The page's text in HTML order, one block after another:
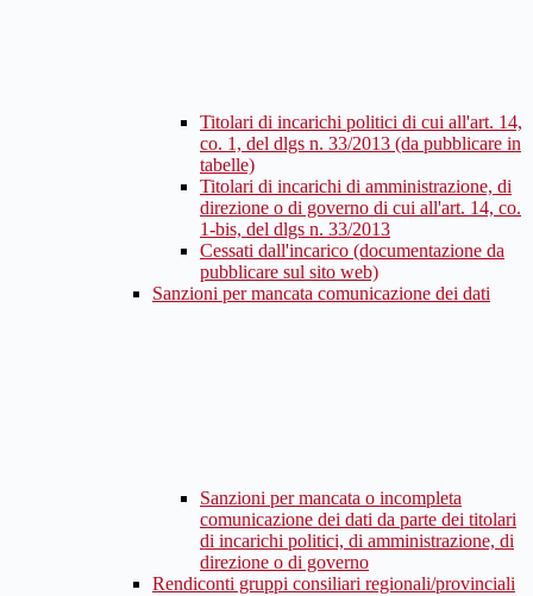
Titolari di incarichi politici di cui all'art. 14,
co. 1, del dlgs n. 33/2013 (da pubblicare in
tabelle)
Titolari di incarichi di amministrazione, di
direzione o di governo di cui all'art. 14, co.
1-bis, del dlgs n. 33/2013
Cessati dall'incarico (documentazione da
pubblicare sul sito web)
Sanzioni per mancata comunicazione dei dati
Sanzioni per mancata o incompleta
comunicazione dei dati da parte dei titolari
di incarichi politici, di amministrazione, di
direzione o di governo
Rendiconti gruppi consiliari regionali/provinciali